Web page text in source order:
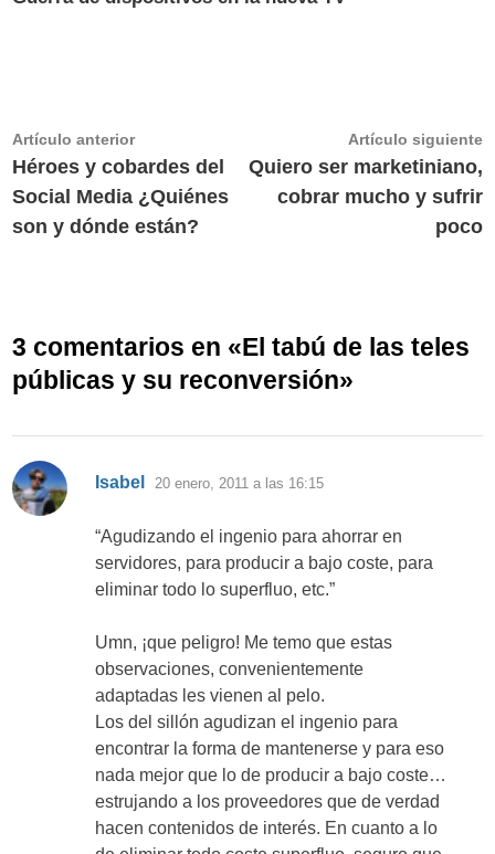
Navegación
de
entradas
Artículo anteriorArtículo
anterior:
Héroes y cobardes del
Social Media ¿Quiénes
son y dónde están?
Artículo siguiente
Quiero ser marketiniano,
cobrar mucho y sufrir
poco
3 comentarios en «El tabú de las teles
públicas y su reconversión»
Isabel dice:
20 enero, 2011 a las 16:15
“Agudizando el ingenio para ahorrar en
servidores, para producir a bajo coste, para
eliminar todo lo superfluo, etc.”
Umn, ¡que peligro! Me temo que estas
observaciones, convenientemente
adaptadas les vienen al pelo.
Los del sillón agudizan el ingenio para
encontrar la forma de mantenerse y para eso
nada mejor que lo de producir a bajo coste…
estrujando a los proveedores que de verdad
hacen contenidos de interés. En cuanto a lo